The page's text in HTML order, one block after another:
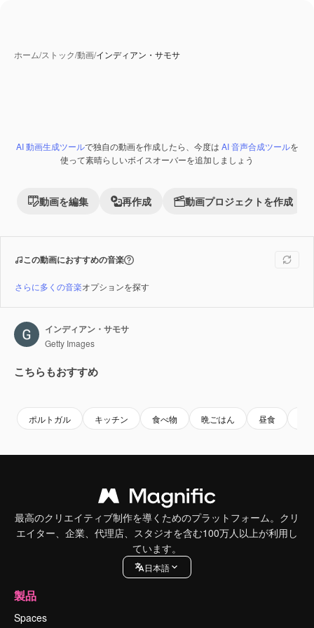
ホーム/ストック/動画/インディアン・サモサ
Premium
AI 動画生成ツールで独自の動画を作成したら、今度は AI 音声合成ツールを
使って素晴らしいボイスオーバーを追加しましょう
動画を編集 再作成 動画プロジェクトを作成
この動画におすすめの音楽
さらに多くの音楽オプションを探す
インディアン・サモサ
Getty Images
こちらもおすすめ
ポルトガル キッチン 食べ物 晩ごはん 昼食
最高のクリエイティブ制作を導くためのプラットフォーム。クリ
エイター、企業、代理店、スタジオを含む100万人以上が利用し
ています。
日本語
製品
Spaces